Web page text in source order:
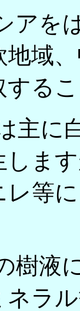
アを
域
る
主に
ま
レ等
樹液
ラ